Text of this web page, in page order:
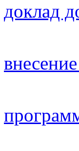
доклад